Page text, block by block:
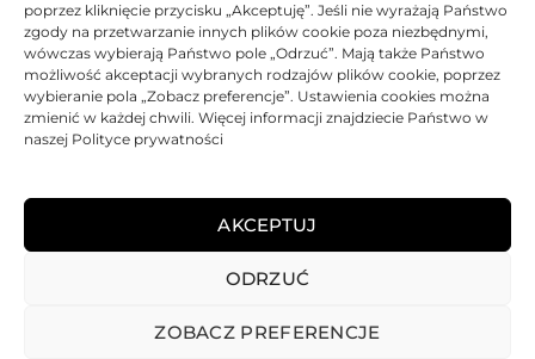
poprzez kliknięcie przycisku „Akceptuję”. Jeśli nie wyrażają Państwo
zgody na przetwarzanie innych plików cookie poza niezbędnymi,
wówczas wybierają Państwo pole „Odrzuć”. Mają także Państwo
możliwość akceptacji wybranych rodzajów plików cookie, poprzez
wybieranie pola „Zobacz preferencje”. Ustawienia cookies można
zmienić w każdej chwili. Więcej informacji znajdziecie Państwo w
naszej Polityce prywatności
AKCEPTUJ
ODRZUĆ
ZOBACZ PREFERENCJE
Oceniono0na 5
Tusz Asarto Zamiennik Regenerowany 475 str.
86,79zł